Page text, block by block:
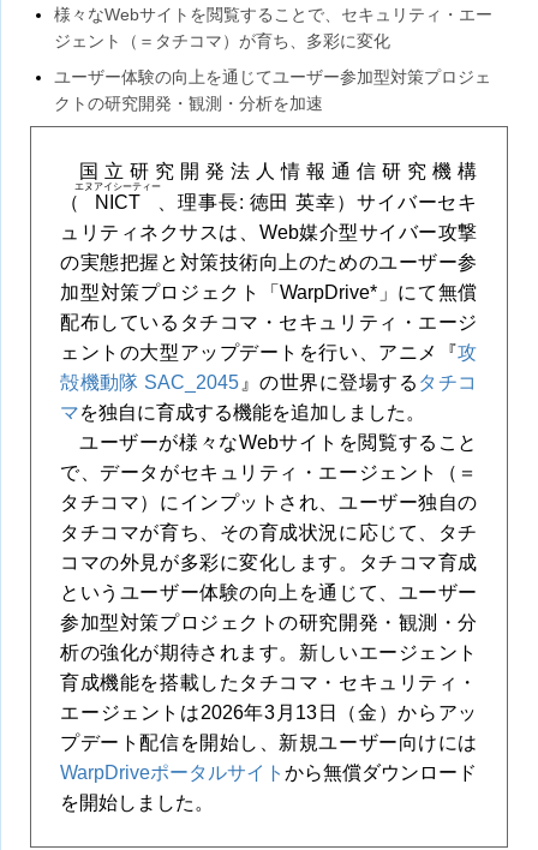
様々なWebサイトを閲覧することで、セキュリティ・エー
ジェント（＝タチコマ）が育ち、多彩に変化
ユーザー体験の向上を通じてユーザー参加型対策プロジェ
クトの研究開発・観測・分析を加速
国立研究開発法人情報通信研究機構
（
NICT
エヌアイシーティー
、理事長: 徳田 英幸）サイバーセキ
ュリティネクサスは、Web媒介型サイバー攻撃
の実態把握と対策技術向上のためのユーザー参
加型対策プロジェクト「WarpDrive* 」にて無償
配布しているタチコマ・セキュリティ・エージ
ェントの大型アップデートを行い、アニメ『攻
殻機動隊 SAC_2045 』の世界に登場する タチコ
マを独自に育成する機能を追加しました。
ユーザーが様々なWebサイトを閲覧すること
で、データがセキュリティ・エージェント（＝
タチコマ）にインプットされ、ユーザー独自の
タチコマが育ち、その育成状況に応じて、タチ
コマの外見が多彩に変化します。タチコマ育成
というユーザー体験の向上を通じて、ユーザー
参加型対策プロジェクトの研究開発・観測・分
析の強化が期待されます。新しいエージェント
育成機能を搭載したタチコマ・セキュリティ・
エージェントは2026年3月13日（金）からアッ
プデート配信を開始し、新規ユーザー向けには
WarpDriveポータルサイトから無償ダウンロード
を開始しました。